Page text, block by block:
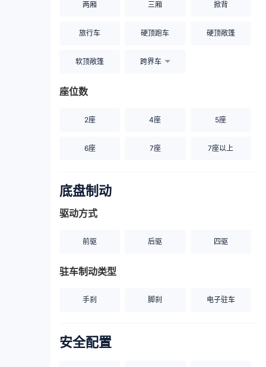
两厢 三厢 掀背
旅行车 硬顶跑车 硬顶敞篷
软顶敞篷 跨界车
座位数
2座 4座 5座
6座 7座 7座以上
底盘制动
驱动方式
前驱 后驱 四驱
驻车制动类型
手刹 脚刹 电子驻车
安全配置